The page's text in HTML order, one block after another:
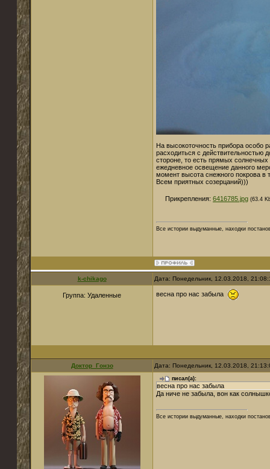
На высокоточность прибора особо
расходиться с действительностью
стороне, то есть прямых
ежедневное освещение данного
момент высота снежного покрова
Всем приятных созерцаний)))
Прикрепления: 6416785.jpg (63.4
Все истории выдуманные, находки
k-chikago Дата: Понедельник, 12.03.2018,
Группа: Удаленные весна про нас забыла
Доктор_Гонзо Дата: Понедельник, 12.03.2018,
писал(а):
весна про нас забыла
Да ниче не забыла, вон как
Все истории выдуманные, находки